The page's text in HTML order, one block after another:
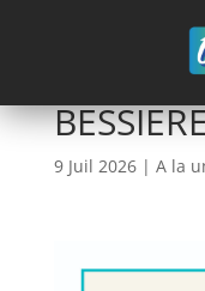
9 Juil 2026| A la